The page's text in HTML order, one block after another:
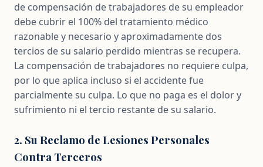
de compensación de trabajadores de su empleador
debe cubrir el 100% del tratamiento médico
razonable y necesario y aproximadamente dos
tercios de su salario perdido mientras se recupera.
La compensación de trabajadores no requiere culpa,
por lo que aplica incluso si el accidente fue
parcialmente su culpa. Lo que no paga es el dolor y
sufrimiento ni el tercio restante de su salario.
2. Su Reclamo de Lesiones Personales
Contra Terceros